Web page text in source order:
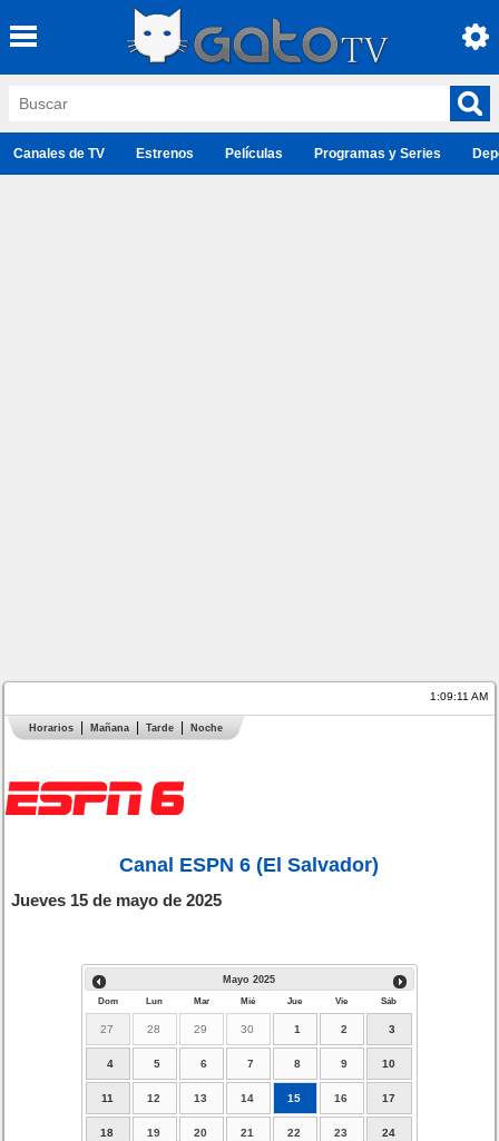
Canales de TV Estrenos Películas Programas y Series
1:09:12 AM
Horarios Mañana Tarde Noche
Canal ESPN 6 (El Salvador)
Jueves 15 de mayo de 2025
Mayo 2025
Dom Lun Mar Mié Jue Vie Sáb
27 28 29 30 1 2 3
4 5 6 7 8 9 10
11 12 13 14 15 16 17
18 19 20 21 22 23 24